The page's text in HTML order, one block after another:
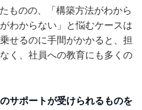
ものの、「構築方法がわから
わからない」と悩むケースは
せるのに手間がかかると、担
く、社員への教育にも多くの
サポートが受けられるものを